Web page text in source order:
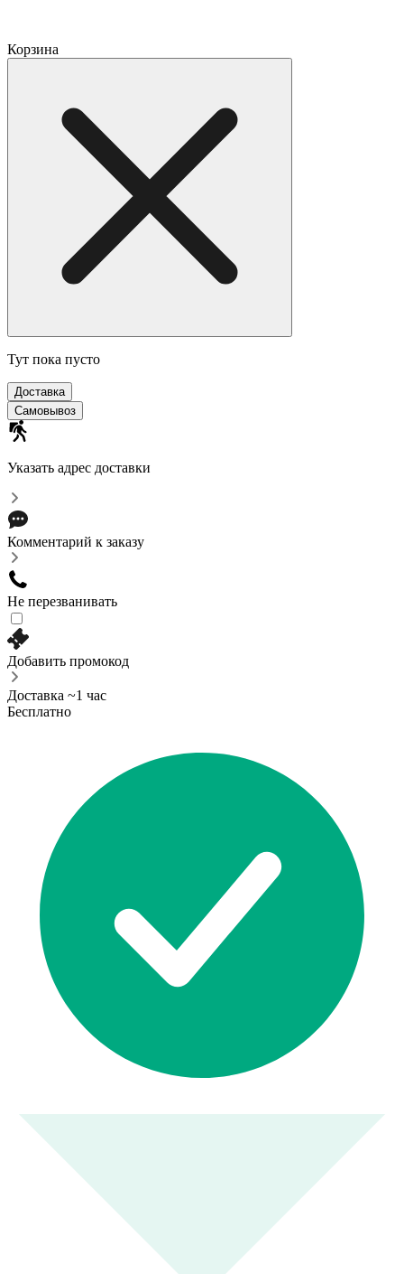
Корзина
Тут пока пусто
Доставка
Самовывоз
Указать адрес доставки
Комментарий к заказу
Не перезванивать
Добавить промокод
Доставка ~1 час
Бесплатно